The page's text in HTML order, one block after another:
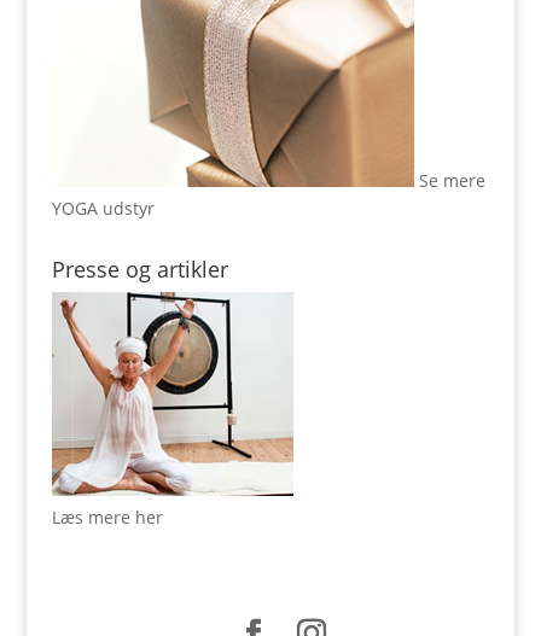
Se mere
YOGA udstyr
Presse og artikler
Læs mere her